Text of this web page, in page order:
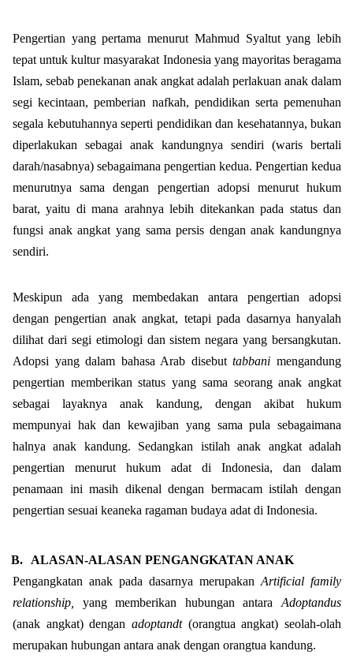
Pengertian yang pertama menurut Mahmud Syaltut yang lebih
tepat untuk kultur masyarakat Indonesia yang mayoritas beragama
Islam, sebab penekanan anak angkat adalah perlakuan anak dalam
segi kecintaan, pemberian nafkah, pendidikan serta pemenuhan
segala kebutuhannya seperti pendidikan dan kesehatannya, bukan
diperlakukan sebagai anak kandungnya sendiri (waris bertali
darah/nasabnya) sebagaimana pengertian kedua. Pengertian kedua
menurutnya sama dengan pengertian adopsi menurut hukum
barat, yaitu di mana arahnya lebih ditekankan pada status dan
fungsi anak angkat yang sama persis dengan anak kandungnya
sendiri.
Meskipun ada yang membedakan antara pengertian adopsi
dengan pengertian anak angkat, tetapi pada dasarnya hanyalah
dilihat dari segi etimologi dan sistem negara yang bersangkutan.
Adopsi yang dalam bahasa Arab disebuttabbanimengandung
pengertian memberikan status yang sama seorang anak angkat
sebagai layaknya anak kandung, dengan akibat hukum
mempunyai hak dan kewajiban yang sama pula sebagaimana
halnya anak kandung. Sedangkan istilah anak angkat adalah
pengertian menurut hukum adat di Indonesia, dan dalam
penamaan ini masih dikenal dengan bermacam istilah dengan
pengertian sesuai keaneka ragaman budaya adat di Indonesia.
B.
ALASAN-ALASAN PENGANGKATAN ANAK
Pengangkatan anak pada dasarnya merupakan Artificial family
relationship, yang memberikan hubungan antaraAdoptandus
(anak angkat) dengan adoptandt (orangtua angkat) seolah-olah
merupakan hubungan antara anak dengan orangtua kandung.